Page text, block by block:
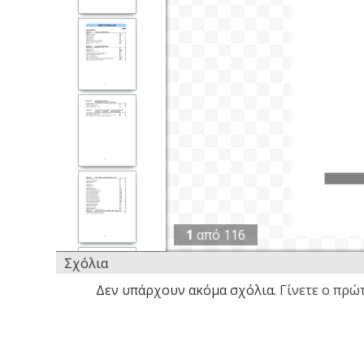
1 από 116
Σχόλια
Δεν υπάρχουν ακόμα σχόλια. Γίνετε ο